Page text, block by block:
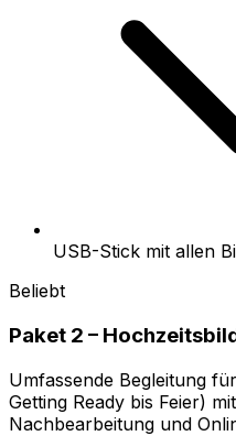
USB-Stick mit allen
Beliebt
Paket 2 –
Umfassende Begleitung
Getting Ready bis Feier)
Nachbearbeitung und